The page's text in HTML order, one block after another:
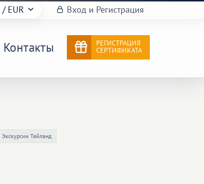
/ EUR Вход и Регистрация
Контакты
РЕГИСТРАЦИЯ
СЕРТИФИКАТА
Экскурсии Тайланд